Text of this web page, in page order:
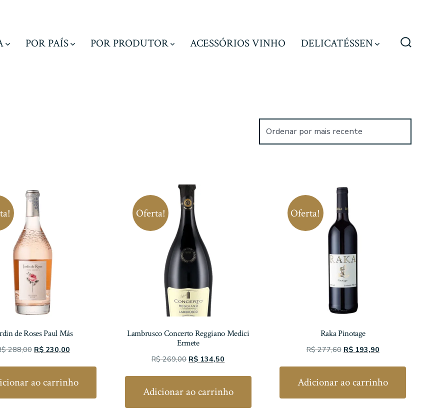
POR PAÍS POR PRODUTOR ACESSÓRIOS VINHO DELICATÉSSEN
de Roses Paul Más
288,00 O
era:
R$ 288,00.
R$230,00O
é:
R$ 230,00.
ao carrinho
Oferta!
Lambrusco Concerto Reggiano Medici
Ermete
R$269,00 O
era:
R$ 269,00.
R$ 134,50
é:
R$ 134,50.
Adicionar ao carrinho
Oferta!
Raka Pinotage
R$277,60 O
era:
R$ 277,60.
R$193,90O
é:
R$ 193,90.
Adicionar ao carrinho